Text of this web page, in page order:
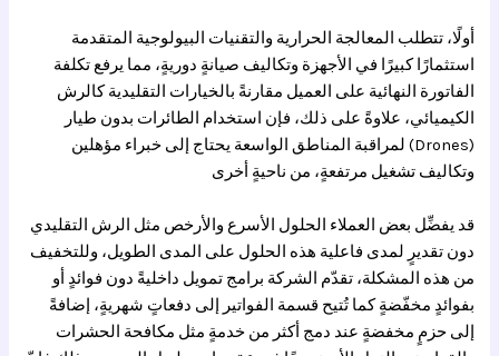
أولًا، تتطلب المعالجة الحرارية والتقنيات البيولوجية المتقدمة
استثمارًا كبيرًا في الأجهزة وتكاليف صيانةٍ دوريةٍ، مما يرفع تكلفة
الفاتورة النهائية على العميل مقارنةً بالخيارات التقليدية كالرش
الكيميائي، علاوةً على ذلك، فإن استخدام الطائرات بدون طيار
(Drones) لمراقبة المناطق الواسعة يحتاج إلى خبراء مؤهلين
وتكاليف تشغيل مرتفعةٍ، من ناحيةٍ أخرى
قد يفضِّل بعض العملاء الحلول الأسرع والأرخص مثل الرش التقليدي
دون تقديرٍ لمدى فاعلية هذه الحلول على المدى الطويل، وللتخفيف
من هذه المشكلة، تقدّم الشركة برامج تمويل داخليةً دون فوائدٍ أو
بفوائدٍ مخفّضةٍ كما تُتيح قسمة الفواتير إلى دفعاتٍ شهريةٍ، إضافةً
إلى حزمٍ مخفضةٍ عند دمج أكثر من خدمةٍ مثل مكافحة الحشرات